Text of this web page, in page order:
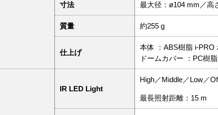
寸法 最大径：ø104 mm／高
質量 約255 g
仕上げ
本体 ：ABS樹脂 i-PRO
ドームカバー ：PC樹
IR LED Light
High／Middle／Low／
最長照射距離：15 m